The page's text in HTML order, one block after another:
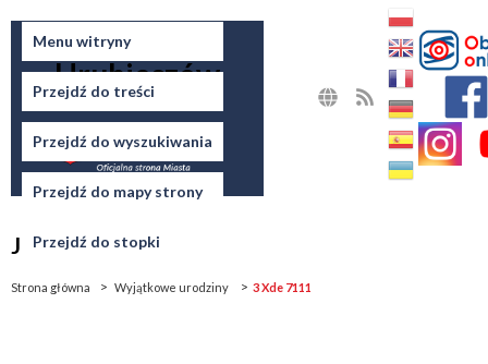
Menu witryny
Przejdź do treści
Przejdź do wyszukiwania
Przejdź do mapy strony
Przejdź do stopki
Miasto
Hrubieszów
Jesteś tutaj
Strona główna Wyjątkowe urodziny 3 Xde 7111